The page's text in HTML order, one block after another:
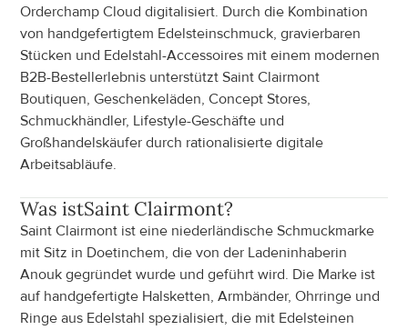
Orderchamp Cloud digitalisiert. Durch die Kombination
von handgefertigtem Edelsteinschmuck, gravierbaren
Stücken und Edelstahl-Accessoires mit einem modernen
B2B-Bestellerlebnis unterstützt Saint Clairmont
Boutiquen, Geschenkeläden, Concept Stores,
Schmuckhändler, Lifestyle-Geschäfte und
Großhandelskäufer durch rationalisierte digitale
Arbeitsabläufe.
Was istSaint Clairmont?
Saint Clairmont ist eine niederländische Schmuckmarke
mit Sitz in Doetinchem, die von der Ladeninhaberin
Anouk gegründet wurde und geführt wird. Die Marke ist
auf handgefertigte Halsketten, Armbänder, Ohrringe und
Ringe aus Edelstahl spezialisiert, die mit Edelsteinen